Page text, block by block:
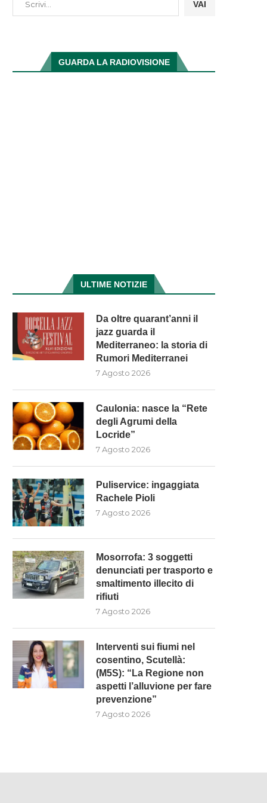
MOSORROFA: 3 SOGGETTI
PER TRASPORTO E
INTERVENTI SUI FIUMI
COSENTINO, SCUTELLÀ:
VAI
GUARDA LA RADIOVISIONE
ULTIME NOTIZIE
Da oltre quarant’anni il
jazz guarda il
Mediterraneo: la storia di
Rumori Mediterranei
7 Agosto 2026
Caulonia: nasce la “Rete
degli Agrumi della
Locride”
7 Agosto 2026
Puliservice: ingaggiata
Rachele Pioli
7 Agosto 2026
Mosorrofa: 3 soggetti
denunciati per trasporto e
smaltimento illecito di
rifiuti
7 Agosto 2026
Interventi sui fiumi nel
cosentino, Scutellà:
(M5S): “La Regione non
aspetti l’alluvione per fare
prevenzione”
7 Agosto 2026